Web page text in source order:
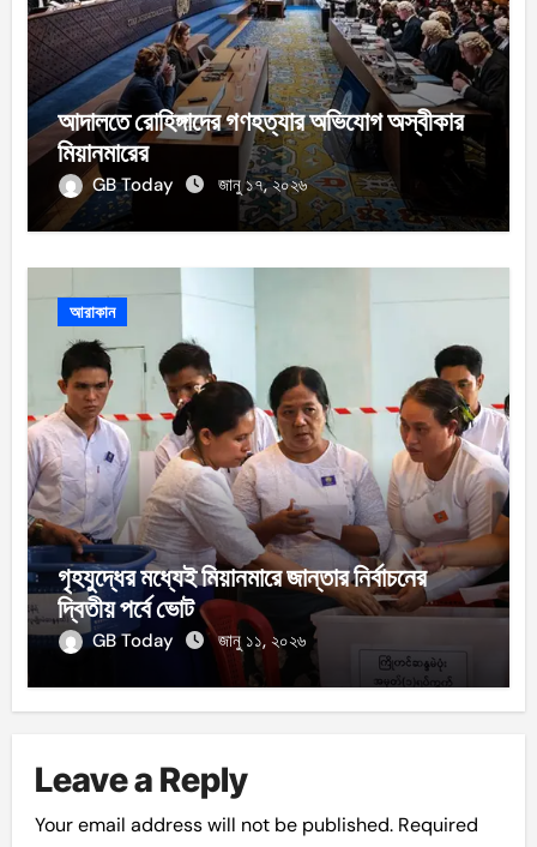
আদালতে রোহিঙ্গাদের গণহত্যার অভিযোগ অস্বীকার
মিয়ানমারের
GB Today জানু ১৭, ২০২৬
আরাকান
গৃহযুদ্ধের মধ্যেই মিয়ানমারে জান্তার নির্বাচনের
দ্বিতীয় পর্বে ভোট
GB Today জানু ১১, ২০২৬
Leave a Reply
Your email address will not be published. Required